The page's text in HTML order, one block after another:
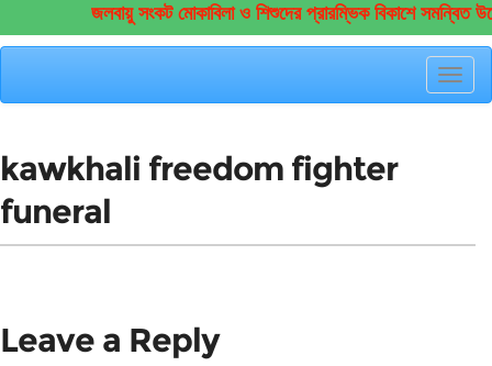
জলবায়ু সংকট মোকাবিলা ও শিশুদের প্রারম্ভিক বিকাশে সমন্বিত
kawkhali freedom fighter
funeral
Leave a Reply